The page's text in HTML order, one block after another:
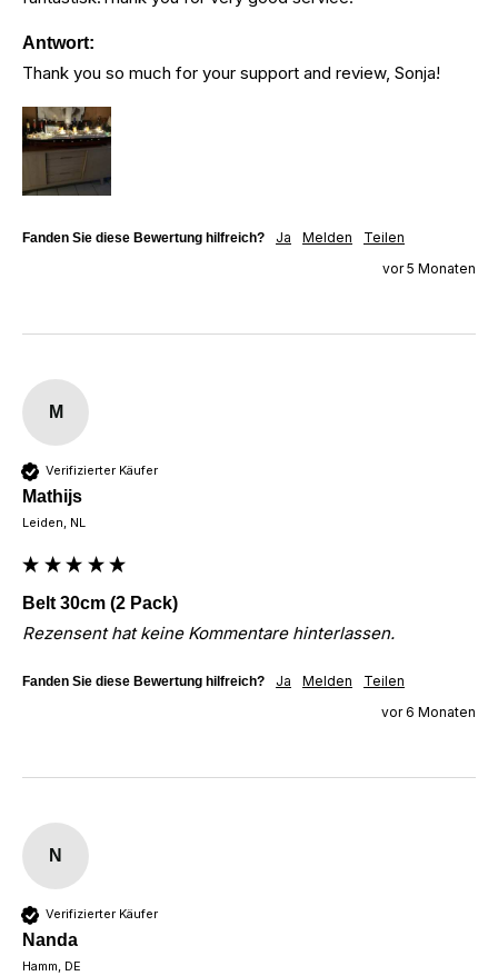
Antwort:
Thank you so much for your support and review, Sonja!
Fanden Sie diese Bewertung hilfreich? Ja Melden
Teilen
vor 5 Monaten
M
Verifizierter Käufer
Mathijs
Leiden, NL
Belt 30cm (2 Pack)
Rezensent hat keine Kommentare hinterlassen.
Fanden Sie diese Bewertung hilfreich? Ja Melden
Teilen
vor 6 Monaten
N
Verifizierter Käufer
Nanda
Hamm, DE